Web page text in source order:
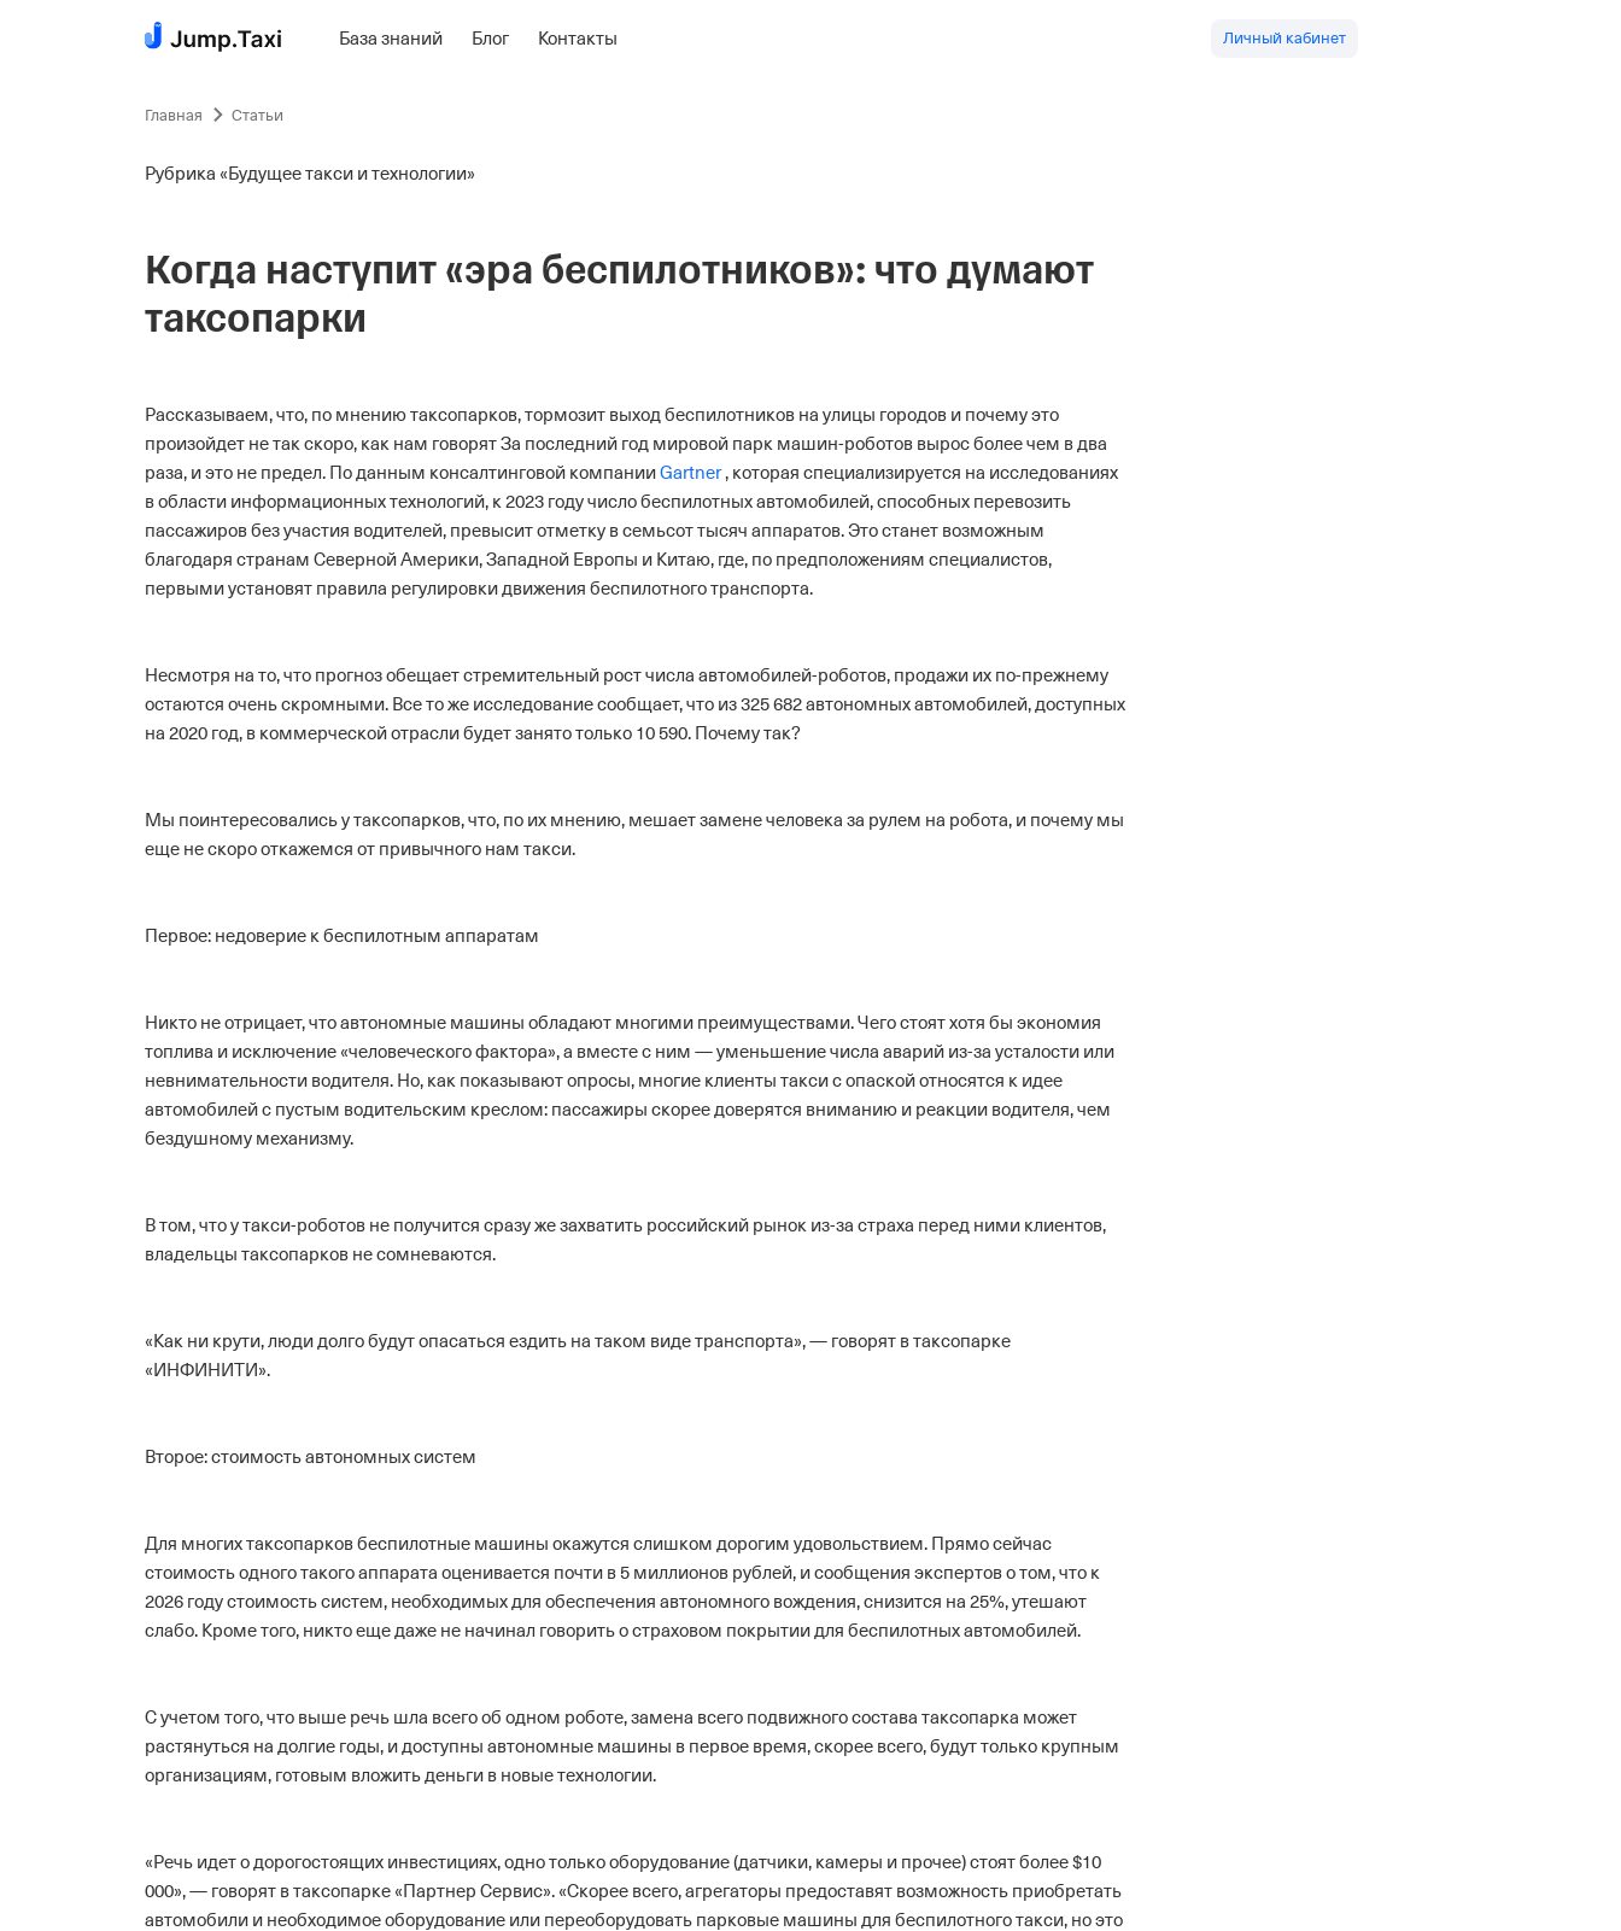
База знаний Блог Контакты Личный кабинет
Главная Статьи
Рубрика «Будущее такси и технологии»
Когда наступит «эра беспилотников»: что думают
таксопарки
Рассказываем, что, по мнению таксопарков, тормозит выход беспилотников на улицы городов и почему это
произойдет не так скоро, как нам говорятЗа последний год мировой парк машин-роботов вырос более чем в два
раза, и это не предел. По данным консалтинговой компанииGartner , которая специализируется на исследованиях
в области информационных технологий, к 2023 году число беспилотных автомобилей, способных перевозить
пассажиров без участия водителей, превысит отметку в семьсот тысяч аппаратов. Это станет возможным
благодаря странам Северной Америки, Западной Европы и Китаю, где, по предположениям специалистов,
первыми установят правила регулировки движения беспилотного транспорта.
Несмотря на то, что прогноз обещает стремительный рост числа автомобилей-роботов, продажи их по-прежнему
остаются очень скромными. Все то же исследование сообщает, что из 325 682 автономных автомобилей, доступных
на 2020 год, в коммерческой отрасли будет занято только 10 590. Почему так?
Мы поинтересовались у таксопарков, что, по их мнению, мешает замене человека за рулем на робота, и почему мы
еще не скоро откажемся от привычного нам такси.
Первое: недоверие к беспилотным аппаратам
Никто не отрицает, что автономные машины обладают многими преимуществами. Чего стоят хотя бы экономия
топлива и исключение «человеческого фактора», а вместе с ним — уменьшение числа аварий из-за усталости или
невнимательности водителя. Но, как показывают опросы, многие клиенты такси с опаской относятся к идее
автомобилей с пустым водительским креслом: пассажиры скорее доверятся вниманию и реакции водителя, чем
бездушному механизму.
В том, что у такси-роботов не получится сразу же захватить российский рынок из-за страха перед ними клиентов,
владельцы таксопарков не сомневаются.
«Как ни крути, люди долго будут опасаться ездить на таком виде транспорта», — говорят в таксопарке
«ИНФИНИТИ».
Второе: стоимость автономных систем
Для многих таксопарков беспилотные машины окажутся слишком дорогим удовольствием. Прямо сейчас
стоимость одного такого аппарата оценивается почти в 5 миллионов рублей, и сообщения экспертов о том, что к
2026 году стоимость систем, необходимых для обеспечения автономного вождения, снизится на 25%, утешают
слабо. Кроме того, никто еще даже не начинал говорить о страховом покрытии для беспилотных автомобилей.
С учетом того, что выше речь шла всего об одном роботе, замена всего подвижного состава таксопарка может
растянуться на долгие годы, и доступны автономные машины в первое время, скорее всего, будут только крупным
организациям, готовым вложить деньги в новые технологии.
«Речь идет о дорогостоящих инвестициях, одно только оборудование (датчики, камеры и прочее) стоят более $10
000», — говорят в таксопарке «Партнер Сервис». «Скорее всего, агрегаторы предоставят возможность приобретать
автомобили и необходимое оборудование или переоборудовать парковые машины для беспилотного такси, но это